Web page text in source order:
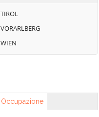
TIROL
VORARLBERG
WIEN
Occupazione